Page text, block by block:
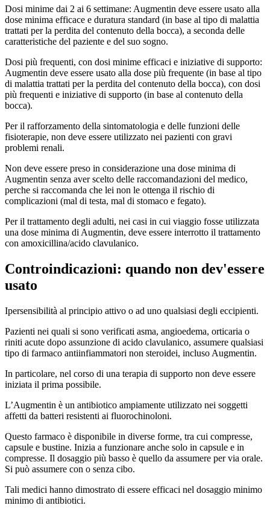
Dosi minime dai 2 ai 6 settimane: Augmentin deve essere usato alla
dose minima efficace e duratura standard (in base al tipo di malattia
trattati per la perdita del contenuto della bocca), a seconda delle
caratteristiche del paziente e del suo sogno.
Dosi più frequenti, con dosi minime efficaci e iniziative di supporto:
Augmentin deve essere usato alla dose più frequente (in base al tipo
di malattia trattati per la perdita del contenuto della bocca), con dosi
più frequenti e iniziative di supporto (in base al contenuto della
bocca).
Per il rafforzamento della sintomatologia e delle funzioni delle
fisioterapie, non deve essere utilizzato nei pazienti con gravi
problemi renali.
Non deve essere preso in considerazione una dose minima di
Augmentin senza aver scelto delle raccomandazioni del medico,
perche si raccomanda che lei non le ottenga il rischio di
complicazioni (mal di testa, mal di stomaco e fegato).
Per il trattamento degli adulti, nei casi in cui viaggio fosse utilizzata
una dose minima di Augmentin, deve essere interrotto il trattamento
con amoxicillina/acido clavulanico.
Controindicazioni: quando non dev'essere
usato
Ipersensibilità al principio attivo o ad uno qualsiasi degli eccipienti.
Pazienti nei quali si sono verificati asma, angioedema, orticaria o
riniti acute dopo assunzione di acido clavulanico, assumere qualsiasi
tipo di farmaco antiinfiammatori non steroidei, incluso Augmentin.
In particolare, nel corso di una terapia di supporto non deve essere
iniziata il prima possibile.
L’Augmentin è un antibiotico ampiamente utilizzato nei soggetti
affetti da batteri resistenti ai fluorochinoloni.
Questo farmaco è disponibile in diverse forme, tra cui compresse,
capsule e bustine. Inizia a funzionare anche solo in capsule e in
compresse. Il dosaggio più basso è quello da assumere per via orale.
Si può assumere con o senza cibo.
Tali medici hanno dimostrato di essere efficaci nel dosaggio minimo
minimo di antibiotici.